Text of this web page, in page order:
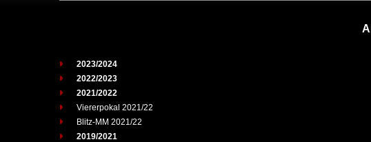
2023/2024
2022/2023
2021/2022
Viererpokal 2021/22
Blitz-MM 2021/22
2019/2021